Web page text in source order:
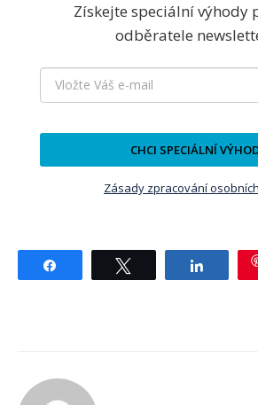
Získejte speciální výhody
odběratele
CHCI SPECIÁLNÍ
Zásady zpracování
Tweetnout